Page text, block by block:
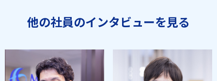
他の社員のインタビューを見る